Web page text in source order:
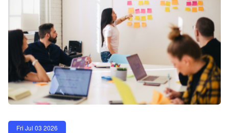
Fri Jul 03 2026